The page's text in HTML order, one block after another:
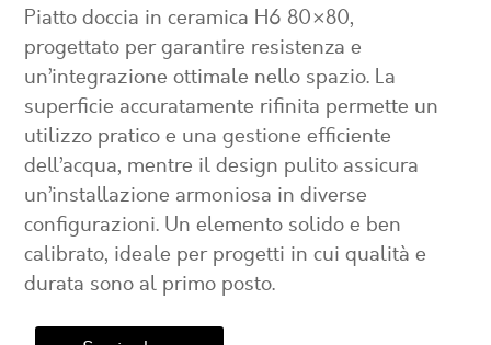
Piatto doccia in ceramica H6 80×80,
progettato per garantire resistenza e
un’integrazione ottimale nello spazio. La
superficie accuratamente rifinita permette un
utilizzo pratico e una gestione efficiente
dell’acqua, mentre il design pulito assicura
un’installazione armoniosa in diverse
configurazioni. Un elemento solido e ben
calibrato, ideale per progetti in cui qualità e
durata sono al primo posto.